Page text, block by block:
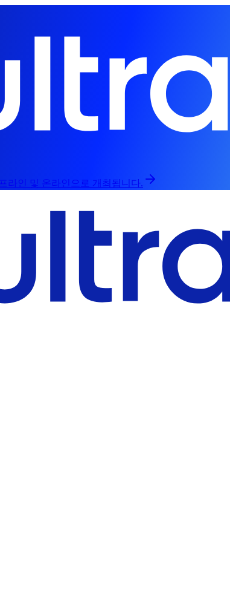
라인 및 온라인으로 개최됩니다.